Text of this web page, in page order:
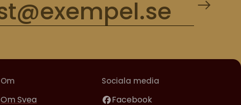
Om
Om Svea
Sociala media
Facebook